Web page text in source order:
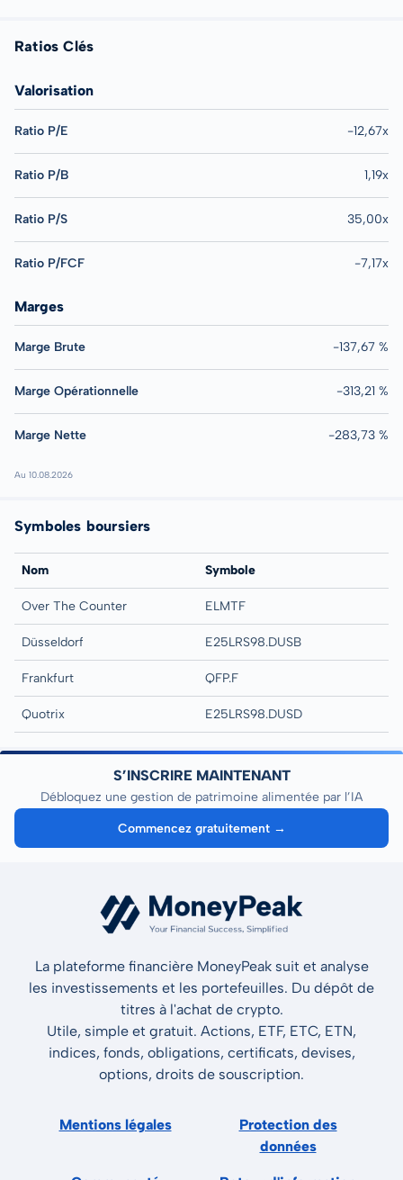
Ratios Clés
Valorisation
Ratio P/E -12,67x
Ratio P/B 1,19x
Ratio P/S 35,00x
Ratio P/FCF -7,17x
Marges
Marge Brute -137,67 %
Marge Opérationnelle -313,21 %
Marge Nette -283,73 %
Au 10.08.2026
Symboles boursiers
Nom Symbole
Over The Counter ELMTF
Düsseldorf E25LRS98.DUSB
Frankfurt QFP.F
Quotrix E25LRS98.DUSD
S’INSCRIRE MAINTENANT
Débloquez une gestion de patrimoine alimentée par l’IA
Commencez gratuitement →
La plateforme financière MoneyPeak suit et analyse
les investissements et les portefeuilles. Du dépôt de
titres à l'achat de crypto.
Utile, simple et gratuit. Actions, ETF, ETC, ETN,
indices, fonds, obligations, certificats, devises,
options, droits de souscription.
Mentions légales
Protection des
données